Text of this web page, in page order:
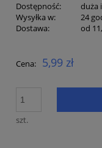
Dostępność:
duża
Wysyłka w:
24
Dostawa:
od
Cena nie zawiera
Cena: 5,99 zł
szt.